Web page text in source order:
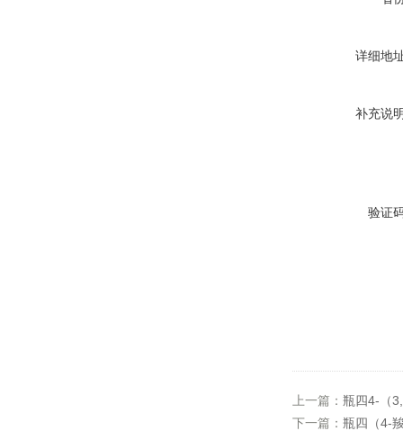
详细地
补充说
验证
上一篇： 瓶四4-（
下一篇： 瓶四（4-